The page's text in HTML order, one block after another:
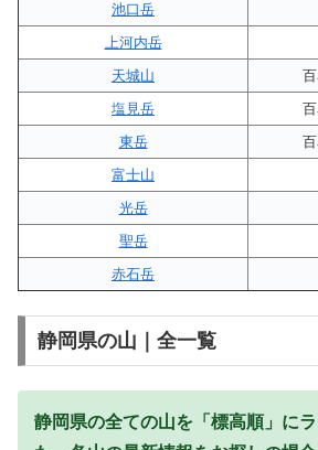
池口岳
上河内岳
天城山
塩見岳
東岳
富士山
光岳
聖岳
赤石岳
静岡県の山｜全一覧
静岡県の全ての山を「標高順」に